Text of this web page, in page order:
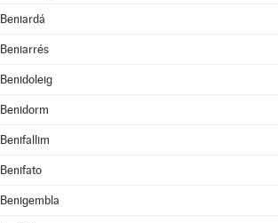
Beniardá
Beniarrés
Benidoleig
Benidorm
Benifallim
Benifato
Benigembla